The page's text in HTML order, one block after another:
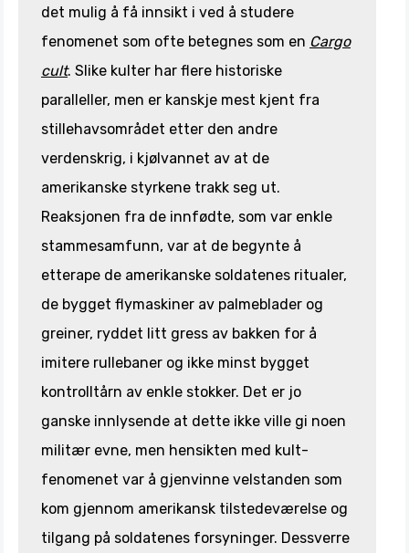
det mulig å få innsikt i ved å studere
fenomenet som ofte betegnes som en Cargo
cult. Slike kulter har flere historiske
paralleller, men er kanskje mest kjent fra
stillehavsområdet etter den andre
verdenskrig, i kjølvannet av at de
amerikanske styrkene trakk seg ut.
Reaksjonen fra de innfødte, som var enkle
stammesamfunn, var at de begynte å
etterape de amerikanske soldatenes ritualer,
de bygget flymaskiner av palmeblader og
greiner, ryddet litt gress av bakken for å
imitere rullebaner og ikke minst bygget
kontrolltårn av enkle stokker. Det er jo
ganske innlysende at dette ikke ville gi noen
militær evne, men hensikten med kult-
fenomenet var å gjenvinne velstanden som
kom gjennom amerikansk tilstedeværelse og
tilgang på soldatenes forsyninger. Dessverre